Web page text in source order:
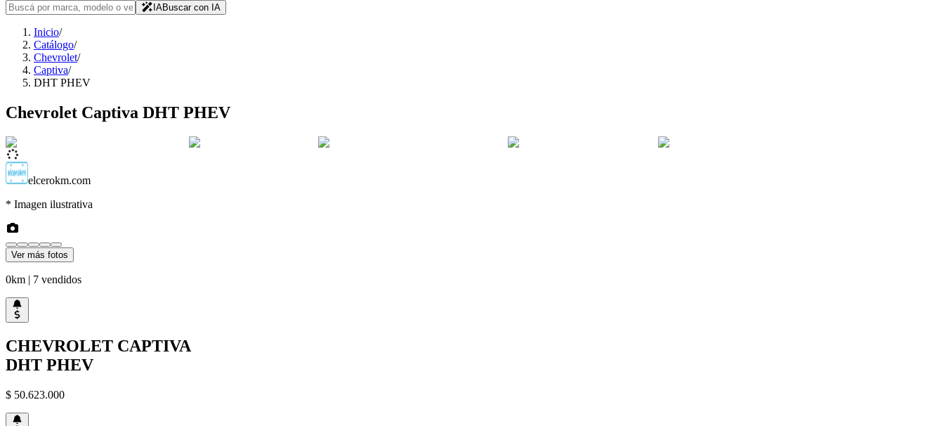
IABuscar con IA
Inicio/
Catálogo/
Chevrolet/
Captiva/
DHT PHEV
Chevrolet Captiva DHT PHEV
elcerokm.com
* Imagen ilustrativa
Ver más fotos
0km | 7 vendidos
CHEVROLET CAPTIVA
DHT PHEV
$ 50.623.000